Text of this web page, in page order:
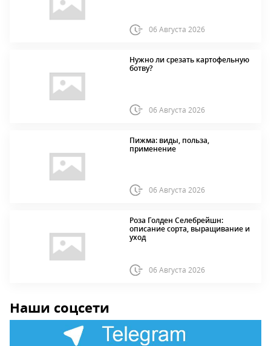
06 Августа 2026
Нужно ли срезать картофельную
ботву?
06 Августа 2026
Пижма: виды, польза,
применение
06 Августа 2026
Роза Голден Селебрейшн:
описание сорта, выращивание и
уход
06 Августа 2026
Наши соцсети